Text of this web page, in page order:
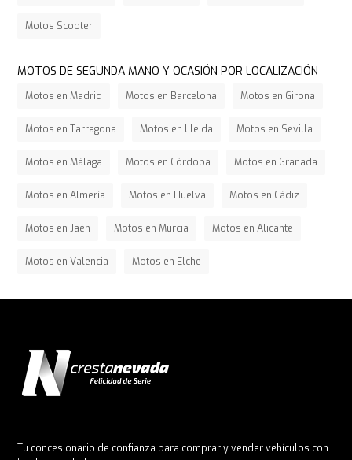
Motos Scooter
MOTOS DE SEGUNDA MANO Y OCASIÓN POR LOCALIZACIÓN
Motos en Madrid Motos en Barcelona Motos en Girona
Motos en Tarragona Motos en Lleida Motos en Sevilla
Motos en Málaga Motos en Córdoba Motos en Granada
Motos en Almería Motos en Huelva Motos en Cádiz
Motos en Jaén Motos en Murcia Motos en Alicante
Motos en Valencia Motos en Elche
Tu concesionario de confianza para comprar y vender vehículos con